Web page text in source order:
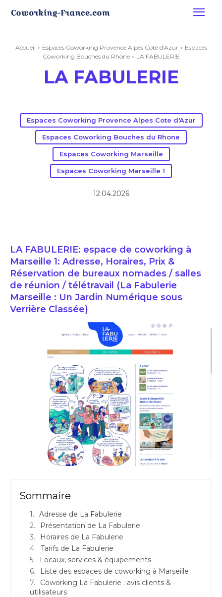
Accueil Espaces Coworking Provence Alpes Cote d'Azur
Espaces
Coworking Bouches du Rhone
LA FABULERIE
LA FABULERIE
Espaces Coworking Provence Alpes Cote d'Azur
Espaces Coworking Bouches du Rhone
Espaces Coworking Marseille
Espaces Coworking Marseille 1
12.04.2026
LA FABULERIE: espace de coworking à
Marseille 1: Adresse, Horaires, Prix &
Réservation de bureaux nomades / salles
de réunion / télétravail (La Fabulerie
Marseille : Un Jardin Numérique sous
Verrière Classée)
LA FABULERIE: espace de coworking à Marseille 1: Adresse
Sommaire
Adresse de La Fabulerie
Présentation de La Fabulerie
Horaires de La Fabulerie
Tarifs de La Fabulerie
Locaux, services & équipements
Liste des espaces de coworking à Marseille
Coworking La Fabulerie : avis clients &
utilisateurs